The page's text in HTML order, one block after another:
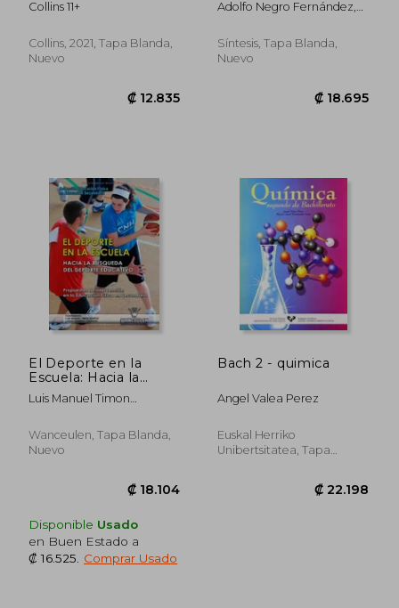
Secondary Science
(en Inglés)
Collins 11+
Collins, 2021, Tapa Blanda,
Nuevo
Adolfo Negro Fernández,C.
Síntesis, Tapa Blanda,
Nuevo
El Deporte en la
Escuela: Hacia la
Busqueda del
Deporte Educativo:
Intervencion en la
Educacion Fisica en
Luis Manuel Timon
Gamarro
Wanceulen, Tapa Blanda,
Nuevo
Disponible Usado
en Buen Estado a
₡ 16.525
Comprar Usado
Bach 2 - quimica
Angel Valea Perez
Euskal Herriko
Unibertsitatea, Tapa